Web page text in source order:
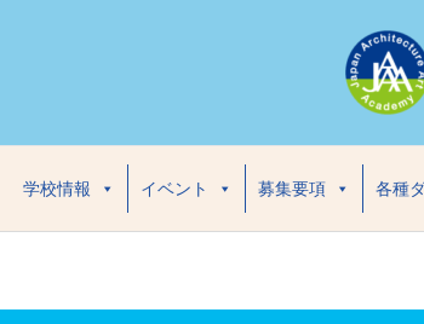
学校情報 イベント 募集要項 各種